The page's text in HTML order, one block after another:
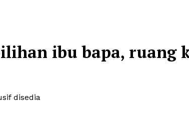
ibu bapa, ruang
disedia